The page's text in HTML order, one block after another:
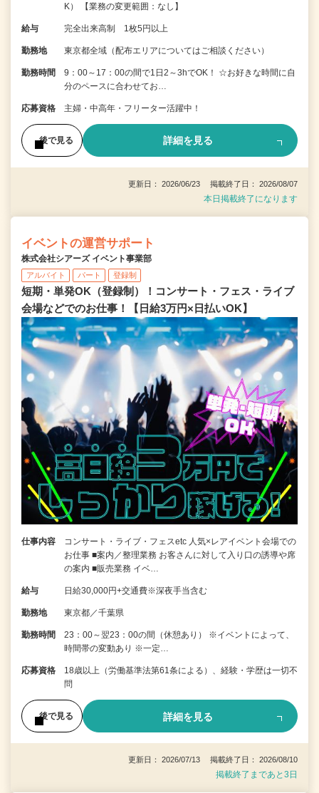
K） 【業務の変更範囲：なし】
給与 完全出来高制 1枚5円以上
勤務地 東京都全域（配布エリアについてはご相談ください）
勤務時間
9：00～17：00の間で1日2～3hでOK！ ☆お好きな時間に自
分のペースに合わせてお…
応募資格 主婦・中高年・フリーター活躍中！
後で見る 詳細を見る
更新日： 2026/06/23 掲載終了日： 2026/08/07
本日掲載終了になります
イベントの運営サポート
株式会社シアーズ イベント事業部
アルバイト パート 登録制
短期・単発OK（登録制）！コンサート・フェス・ライブ
会場などでのお仕事！【日給3万円×日払いOK】
仕事内容
コンサート・ライブ・フェスetc 人気×レアイベント会場での
お仕事 ■案内／整理業務 お客さんに対して入り口の誘導や席
の案内 ■販売業務 イベ…
給与 日給30,000円+交通費※深夜手当含む
勤務地 東京都／千葉県
勤務時間
23：00～翌23：00の間（休憩あり） ※イベントによって、
時間帯の変動あり ※一定…
応募資格
18歳以上（労働基準法第61条による）、経験・学歴は一切不
問
後で見る 詳細を見る
更新日： 2026/07/13 掲載終了日： 2026/08/10
掲載終了まであと3日